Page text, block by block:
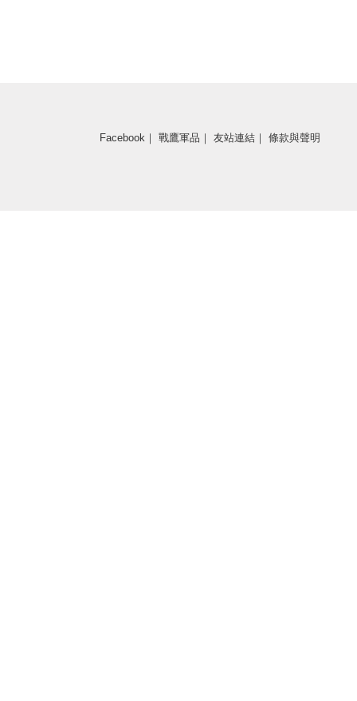
Facebook ｜ 戰鷹軍品 ｜ 友站連結 ｜ 條款與聲明